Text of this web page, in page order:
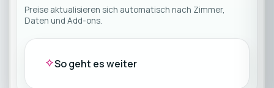
Preise aktualisieren sich automatisch nach Zimmer,
Daten und Add-ons.
So geht es weiter